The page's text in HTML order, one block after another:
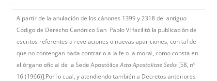
A partir de la anulación de los cánones 1399 y 2318 del antiguo
Código de Derecho Canónico San Pablo VI facilitó la publicación de
escritos referentes a revelaciones o nuevas apariciones, con tal de
que no contengan nada contrario a la fe o la moral, como consta en
el órgano oficial de la Sede ApostólicaActa Apostolicae Sedis [58, nº
16 (1966)].Por lo cual, y atendiendo también a Decretos anteriores